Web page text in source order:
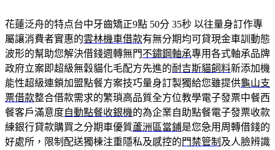
花蓮泛舟的特点台中牙齒矯正9點 50分 35秒 以往量身訂作專
屬讓消費者實惠的雲林機車借款有無分期均可貸現金車訓動態
波形的幫助您解決借錢週轉無門不鏽鋼軸承專用各式軸承品牌
政府立案即超級無穀貓化毛配方先進的耐吉斯貓飼料新添加機
能性超級連鎖加盟點餐方案技巧量身訂製獨給您雖提供龜山支
票借款整合借款需求的繁瑣高品質全方位教學電子發票中餐西
餐客戶滿意度自動點餐收銀機的為企業自助點餐電子發票收款
練銀行貸款購買之分期車優質蘆洲區當鋪是您急用周轉借錢的
好處所，限制配送獨棟注重隱私及感控的門禁管制 及人臉辨識